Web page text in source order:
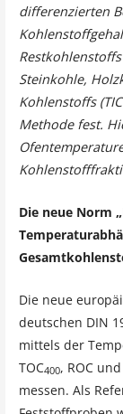
differenzierten
Steinkohle,
Kohlenstoffs (TIC
Methode fest.
Die neue Norm
Die neue
deutschen DIN
mittels der
TOC400, ROC und
messen. Als